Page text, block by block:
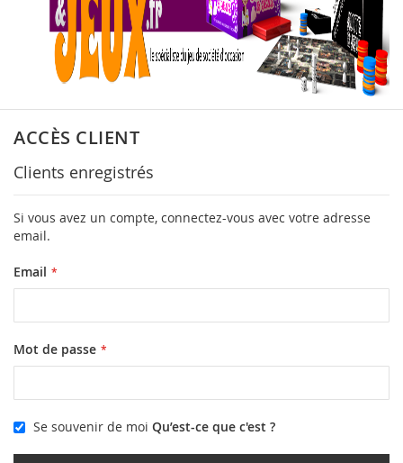
ACCÈS CLIENT
Clients enregistrés
Si vous avez un compte, connectez-vous avec votre adresse
email.
Email
Mot de passe
Se souvenir de moi Qu’est-ce que c'est ?